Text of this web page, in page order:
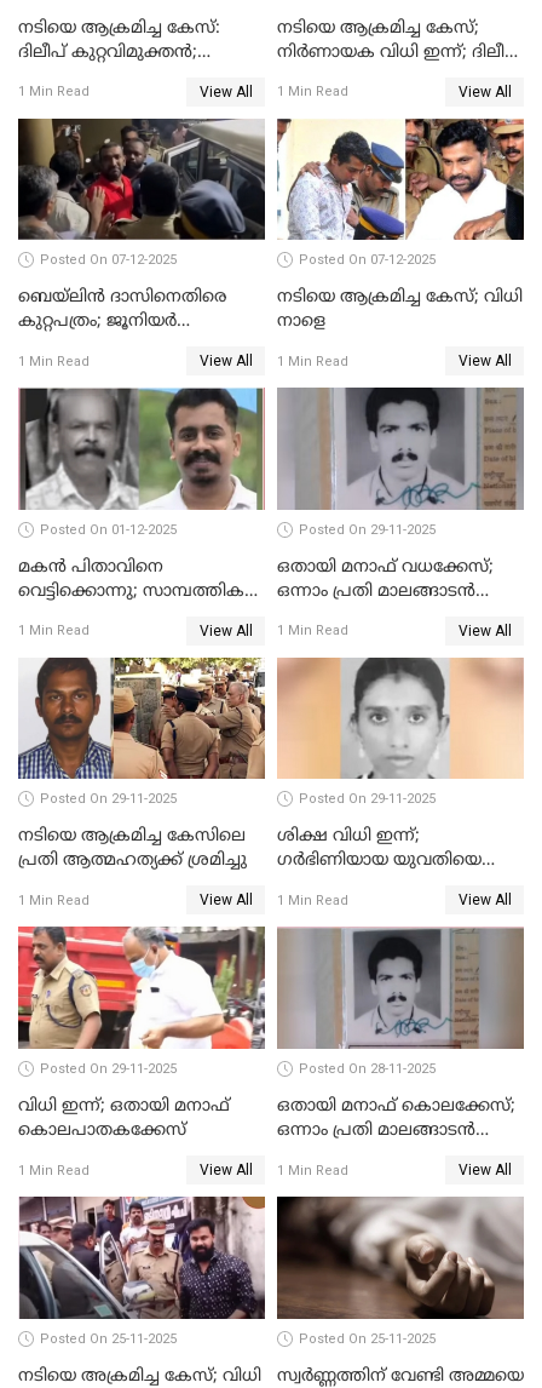
നടിയെ ആക്രമിച്ച കേസ്:
ദിലീപ് കുറ്റവിമുക്തന്‍;
പ്രതികള്‍ കുറ്റക്കാര്‍;
ശിക്ഷവിധി 12 ന്
1 Min Read View All
നടിയെ ആക്രമിച്ച കേസ്;
നിർണായക വിധി ഇന്ന്; ദിലീപ്
1 Min Read View All
Posted On 07-12-2025
ബെയ്‌ലിന്‍ ദാസിനെതിരെ
കുറ്റപത്രം; ജൂനിയർ
മർദിച്ച കേസ്
1 Min Read View All
Posted On 07-12-2025
നടിയെ ആക്രമിച്ച കേസ്; വിധി
നാളെ
1 Min Read View All
Posted On 01-12-2025
മകൻ പിതാവിനെ
വെട്ടിക്കൊന്നു; സാമ്പത്തിക
1 Min Read View All
Posted On 29-11-2025
ഒതായി മനാഫ് വധക്കേസ്;
ഒന്നാം പ്രതി മാലങ്ങാടൻ
ഒരു ലക്ഷം രൂപ പിഴ
1 Min Read View All
Posted On 29-11-2025
നടിയെ ആക്രമിച്ച കേസിലെ
പ്രതി ആത്മഹത്യക്ക് ശ്രമിച്ചു
1 Min Read View All
Posted On 29-11-2025
ശിക്ഷ വിധി ഇന്ന്;
ഗർഭിണിയായ യുവതിയെ
കേസ്
1 Min Read View All
Posted On 29-11-2025
വിധി ഇന്ന്; ഒതായി മനാഫ്
കൊലപാതകക്കേസ്
1 Min Read View All
Posted On 28-11-2025
ഒതായി മനാഫ് കൊലക്കേസ്;
ഒന്നാം പ്രതി മാലങ്ങാടന്‍
1 Min Read View All
Posted On 25-11-2025
നടിയെ അക്രമിച്ച കേസ്; വിധി
Posted On 25-11-2025
സ്വർണ്ണത്തിന് വേണ്ടി അമ്മയെ